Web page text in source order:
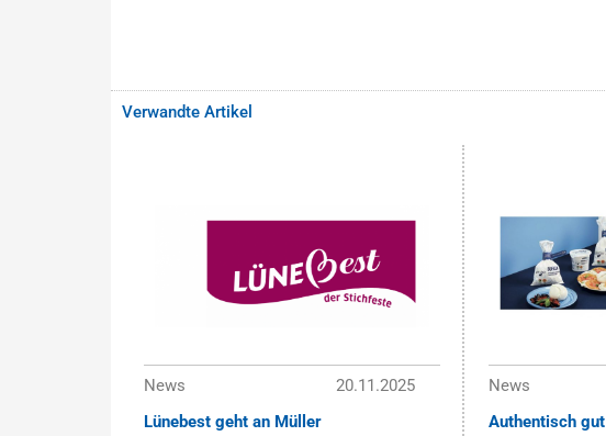
Verwandte Artikel
News
20.11.2025
Lünebest geht an Müller
News
Authentisch gut